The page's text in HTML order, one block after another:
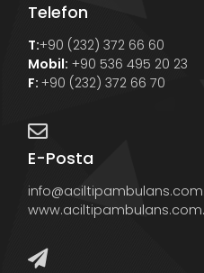
Telefon
T:+90 (232) 372 66 60
Mobil: +90 536 495 20 23
F: +90 (232) 372 66 70
E-Posta